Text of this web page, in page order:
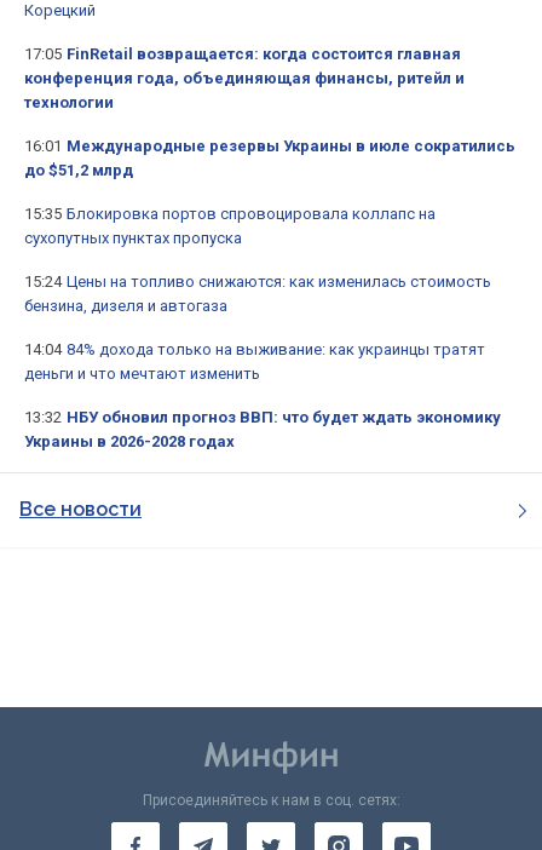
Корецкий
17:05 FinRetail возвращается: когда состоится главная
конференция года, объединяющая финансы, ритейл и
технологии
16:01 Международные резервы Украины в июле сократились
до $51,2 млрд
15:35 Блокировка портов спровоцировала коллапс на
сухопутных пунктах пропуска
15:24 Цены на топливо снижаются: как изменилась стоимость
бензина, дизеля и автогаза
14:04 84% дохода только на выживание: как украинцы тратят
деньги и что мечтают изменить
13:32 НБУ обновил прогноз ВВП: что будет ждать экономику
Украины в 2026-2028 годах
Все новости
Присоединяйтесь к нам в соц. сетях: